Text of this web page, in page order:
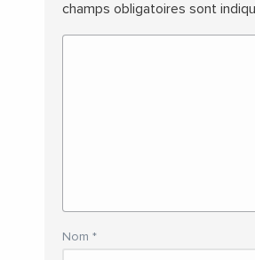
champs obligatoires sont
Nom *